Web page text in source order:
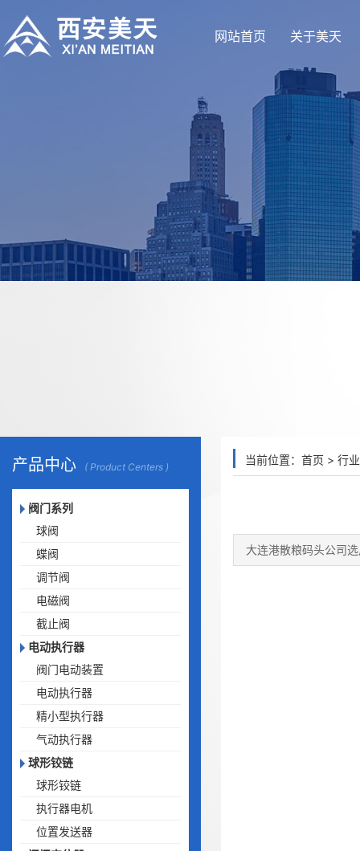
网站首页 关于美天
产品中心 ( Product Centers )
阀门系列
球阀
蝶阀
调节阀
电磁阀
截止阀
电动执行器
阀门电动装置
电动执行器
精小型执行器
气动执行器
球形铰链
球形铰链
执行器电机
位置发送器
当前位置： 首页 > 行
大连港散粮码头公司